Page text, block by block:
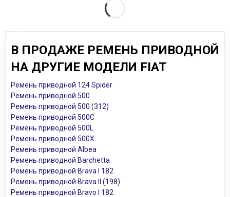
В ПРОДАЖЕ РЕМЕНЬ ПРИВОДНОЙ
НА ДРУГИЕ МОДЕЛИ FIAT
Ремень приводной 124 Spider
Ремень приводной 500
Ремень приводной 500 (312)
Ремень приводной 500C
Ремень приводной 500L
Ремень приводной 500X
Ремень приводной Albea
Ремень приводной Barchetta
Ремень приводной Brava I 182
Ремень приводной Brava II (198)
Ремень приводной Bravo I 182